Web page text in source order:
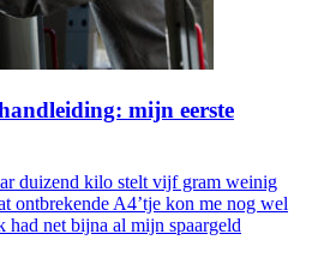
mijn eerste
duizend kilo stelt vijf gram weinig
ontbrekende A4’tje kon me nog wel
had net bijna al mijn spaargeld